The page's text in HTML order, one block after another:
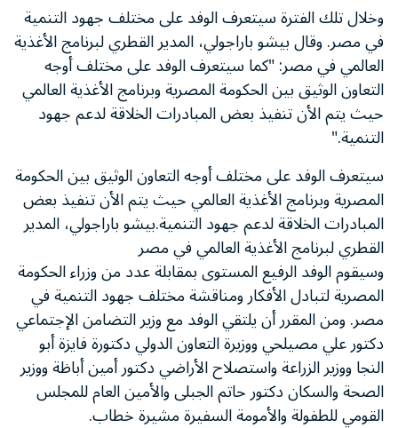
وخلال تلك الفترة سيتعرف الوفد على مختلف جهود التنمية
في مصر. وقال بيشو باراجولي، المدير القطري لبرنامج الأغذية
العالمي في مصر: "كما سيتعرف الوفد على مختلف أوجه
التعاون الوثيق بين الحكومة المصرية وبرنامج الأغذية العالمي
حيث يتم الأن تنفيذ بعض المبادرات الخلاقة لدعم جهود
التنمية."
سيتعرف الوفد على مختلف أوجه التعاون الوثيق بين الحكومة
المصرية وبرنامج الأغذية العالمي حيث يتم الأن تنفيذ بعض
المبادرات الخلاقة لدعم جهود التنمية.بيشو باراجولي، المدير
القطري لبرنامج الأغذية العالمي في مصر
وسيقوم الوفد الرفيع المستوى بمقابلة عدد من وزراء الحكومة
المصرية لتبادل الأفكار ومناقشة مختلف جهود التنمية في
مصر. ومن المقرر أن يلتقي الوفد مع وزير التضامن الإجتماعي
دكتور علي مصيلحي ووزيرة التعاون الدولي دكتورة فايزة أبو
النجا ووزير الزراعة واستصلاح الأراضي دكتور أمين أباظة ووزير
الصحة والسكان دكتور حاتم الجبلى والأمين العام للمجلس
القومي للطفولة والأمومة السفيرة مشيرة خطاب.